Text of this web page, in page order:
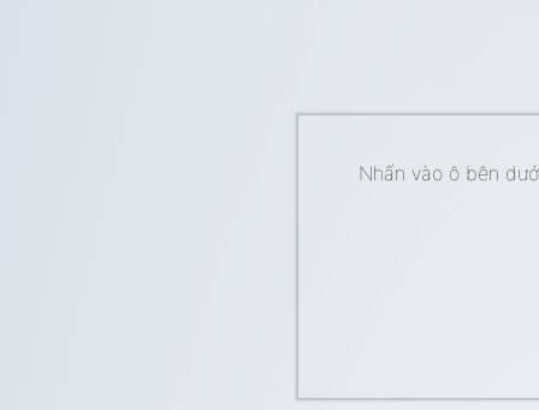
Nhấn vào ô bên